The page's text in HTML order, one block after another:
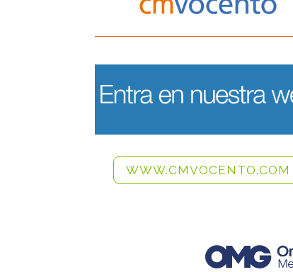
WWW.CMVOCENTO.COM